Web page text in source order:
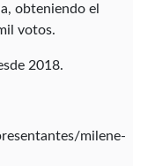
obteniendo el
votos.
2018.
milene-